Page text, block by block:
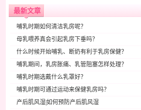
最新文章
哺乳时期如何清洁乳房呢？
母乳喂养真会引起乳房下垂吗？
什么时候开始哺乳、断奶有利于乳房保健？
哺乳期间，乳房胀痛、乳管阻塞怎样处理？
哺乳时期选戴什么乳罩好？
哺乳时期可通过运动来保健乳房吗？
产后肌风湿|如何预防产后肌风湿